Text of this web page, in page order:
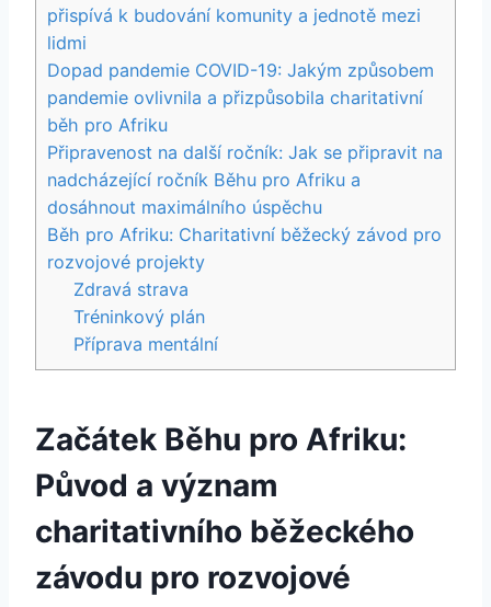
přispívá k budování komunity a jednotě mezi
lidmi
Dopad pandemie COVID-19: Jakým způsobem
pandemie ovlivnila a přizpůsobila charitativní
běh pro Afriku
Připravenost na další ročník: Jak se připravit na
nadcházející ročník Běhu pro Afriku a
dosáhnout maximálního úspěchu
Běh pro Afriku: Charitativní běžecký závod pro
rozvojové projekty
Zdravá strava
Tréninkový plán
Příprava mentální
Začátek Běhu pro Afriku:
Původ a význam
charitativního běžeckého
závodu pro rozvojové